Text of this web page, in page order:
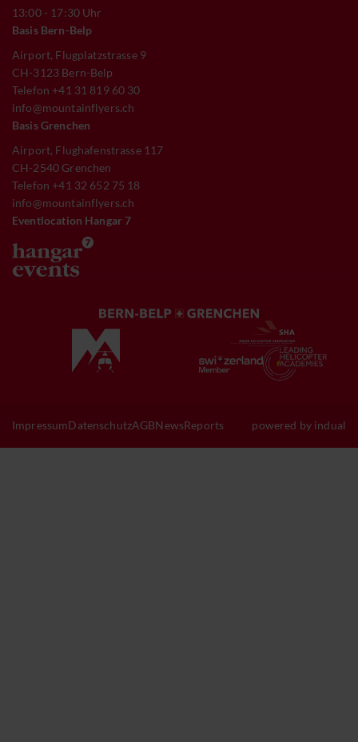
13:00 - 17:30 Uhr
Basis Bern-Belp
Airport, Flugplatzstrasse 9
CH-3123 Bern-Belp
Telefon +41 31 819 60 30
info@mountainflyers.ch
Basis Grenchen
Airport, Flughafenstrasse 117
CH-2540 Grenchen
Telefon +41 32 652 75 18
info@mountainflyers.ch
Eventlocation Hangar 7
ImpressumDatenschutzAGBNewsReports powered by indual